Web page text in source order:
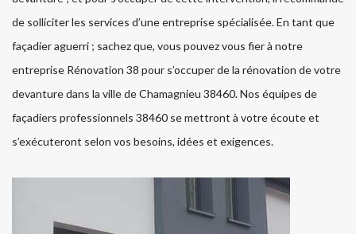
de solliciter les services d’une entreprise spécialisée. En tant que
façadier aguerri ; sachez que, vous pouvez vous fier à notre
entreprise Rénovation 38 pour s’occuper de la rénovation de votre
devanture dans la ville de Chamagnieu 38460. Nos équipes de
façadiers professionnels 38460 se mettront à votre écoute et
s’exécuteront selon vos besoins, idées et exigences.